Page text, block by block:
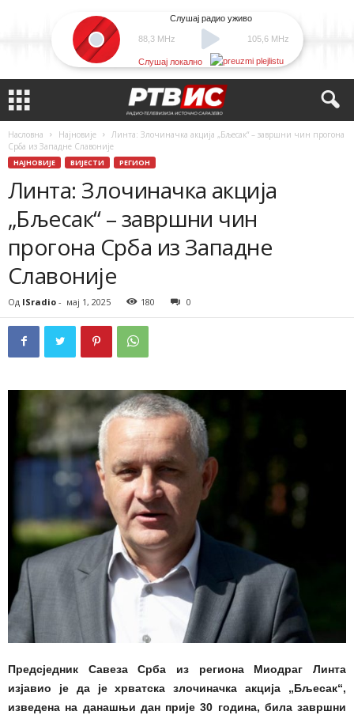
88,3 MHz
Слушај радио уживо
105,6 MHz
Слушај локално
Насловна Најновије
Линта: Злочиначка акција „Бљесак“ – завршни чин прогона
Срба из Западне Славоније
НАЈНОВИЈЕ ВИЈЕСТИ РЕГИОН
Линта: Злочиначка акција
„Бљесак“ – завршни чин
прогона Срба из Западне
Славоније
Од ISradio - мај 1, 2025 180 0
Предсједник Савеза Срба из региона Миодраг Линта
изјавио је да је хрватска злочиначка акција „Бљесак“,
изведена на данашњи дан прије 30 година, била завршни